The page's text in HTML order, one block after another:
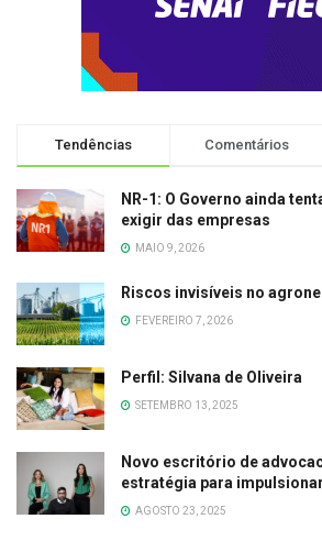
Tendências Comentários
NR-1: O Governo ainda
exigir das empresas
MAIO 9, 2026
Riscos invisíveis no
FEVEREIRO 7, 2026
Perfil: Silvana de Oliveira
SETEMBRO 13, 2025
Novo escritório de
estratégia para
AGOSTO 23, 2025